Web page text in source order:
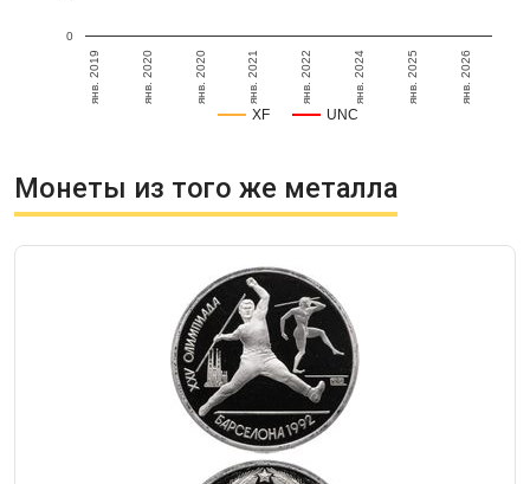
XF UNC
янв. 2019 янв. 2020 янв. 2020 янв. 2021 янв. 2022 янв. 2024 янв. 2025 янв. 2026
0
Монеты из того же металла